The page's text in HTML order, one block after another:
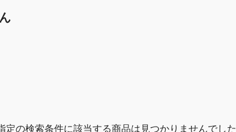
定の検索条件に該当する商品は見つかりませんでした